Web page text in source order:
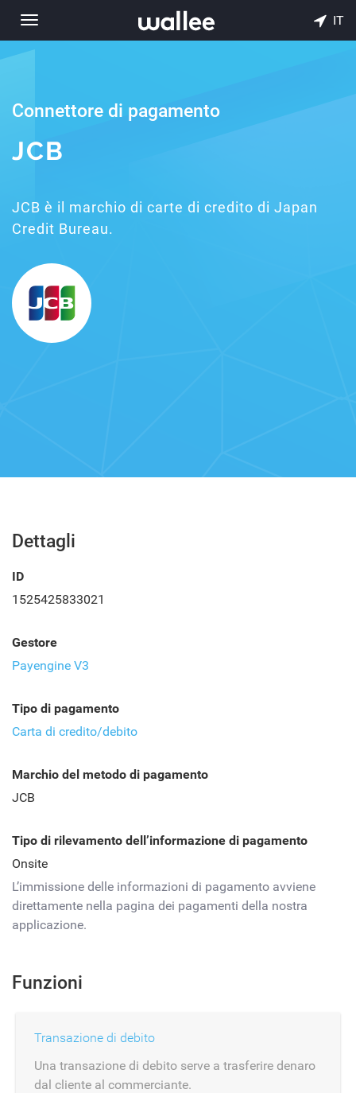
Toggle
navigation
IT
Connettore di pagamento
JCB
JCB è il marchio di carte di credito di Japan
Credit Bureau.
Dettagli
ID
1525425833021
Gestore
Payengine V3
Tipo di pagamento
Carta di credito/debito
Marchio del metodo di pagamento
JCB
Tipo di rilevamento dell’informazione di pagamento
Onsite
L’immissione delle informazioni di pagamento avviene
direttamente nella pagina dei pagamenti della nostra
applicazione.
Funzioni
Transazione di debito
Una transazione di debito serve a trasferire denaro
dal cliente al commerciante.